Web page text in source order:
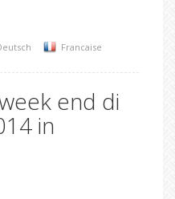
Francaise
end di
in